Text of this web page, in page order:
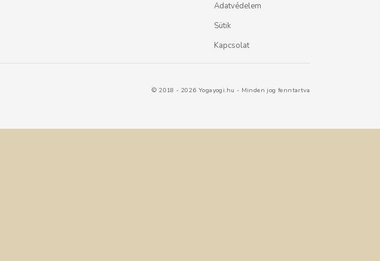
Adatvédelem
Sütik
Kapcsolat
© 2018 - 2026 Yogayogi.hu - Minden jog fenntartva